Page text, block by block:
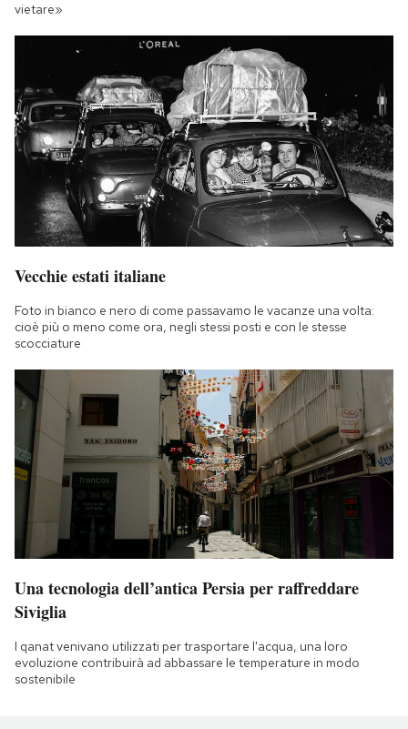
vietare»
Vecchie estati italiane
Foto in bianco e nero di come passavamo le vacanze una volta:
cioè più o meno come ora, negli stessi posti e con le stesse
scocciature
Una tecnologia dell’antica Persia per raffreddare
Siviglia
I qanat venivano utilizzati per trasportare l'acqua, una loro
evoluzione contribuirà ad abbassare le temperature in modo
sostenibile